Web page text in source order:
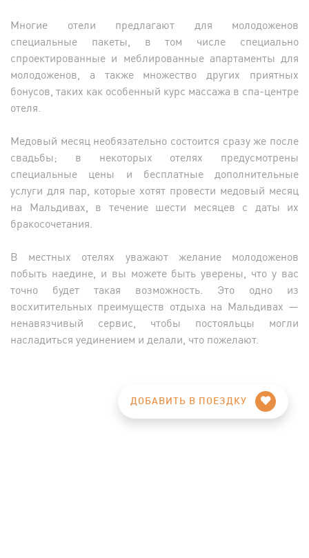
Многие отели предлагают для молодоженов
специальные пакеты, в том числе специально
спроектированные и меблированные апартаменты для
молодоженов, а также множество других приятных
бонусов, таких как особенный курс массажа в спа-центре
отеля.
Медовый месяц необязательно состоится сразу же после
свадьбы; в некоторых отелях предусмотрены
специальные цены и бесплатные дополнительные
услуги для пар, которые хотят провести медовый месяц
на Мальдивах, в течение шести месяцев с даты их
бракосочетания.
В местных отелях уважают желание молодоженов
побыть наедине, и вы можете быть уверены, что у вас
точно будет такая возможность. Это одно из
восхитительных преимуществ отдыха на Мальдивах —
ненавязчивый сервис, чтобы постояльцы могли
насладиться уединением и делали, что пожелают.
ДОБАВИТЬ В ПОЕЗДКУ